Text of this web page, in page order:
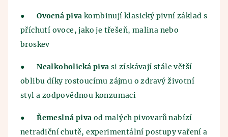
● Ovocná piva kombinují klasický pivní základ s
příchutí ovoce, jako je třešeň, malina nebo
broskev
● Nealkoholická piva si získávají stále větší
oblibu díky rostoucímu zájmu o zdravý životní
styl a zodpovědnou konzumaci
● Řemeslná piva od malých pivovarů nabízí
netradiční chutě, experimentální postupy vaření a